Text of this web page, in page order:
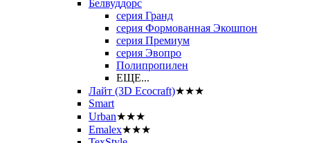
Белвуддорс
серия Гранд
серия Формованная Экошпон
серия Премиум
серия Эвопро
Полипропилен
ЕЩЕ...
Лайт (3D Ecocraft)★★★
Smart
Urban★★★
Emalex★★★